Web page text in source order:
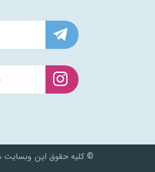
© کلیه حقوق این وبسایت